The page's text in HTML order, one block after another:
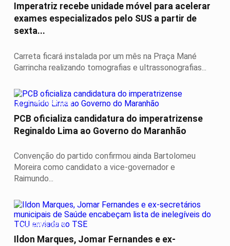
Imperatriz recebe unidade móvel para acelerar
exames especializados pelo SUS a partir de
sexta...
Carreta ficará instalada por um mês na Praça Mané
Garrincha realizando tomografias e ultrassonografias...
É DE IMPERATRIZ
PCB oficializa candidatura do imperatrizense
Reginaldo Lima ao Governo do Maranhão
Convenção do partido confirmou ainda Bartolomeu
Moreira como candidato a vice-governador e
Raimundo...
ELEIÇÕES 2026
Ildon Marques, Jomar Fernandes e ex-